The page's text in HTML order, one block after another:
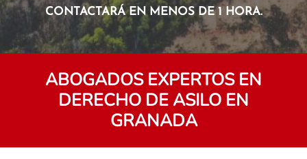
CONTACTARÁ EN MENOS DE 1 HORA.
ABOGADOS EXPERTOS EN
DERECHO DE ASILO EN
GRANADA